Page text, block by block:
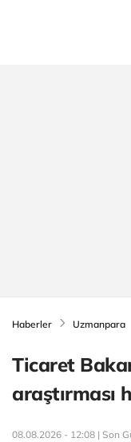
Haberler Uzmanpara
Ticaret
araştırması
08.08.2026 - 12:08 | Son